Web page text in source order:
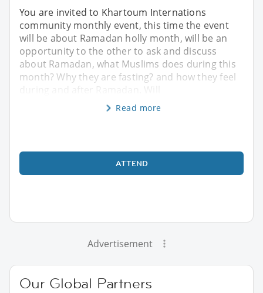
You are invited to Khartoum Internations
community monthly event, this time the event
will be about Ramadan holly month, will be an
opportunity to the other to ask and discuss
about Ramadan, what Muslims does during this
month? Why they are fasting? and how they feel
during and after Ramadan. Will
Read more
ATTEND
Advertisement
Our Global Partners